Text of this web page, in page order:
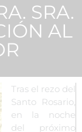
SRA.
AL
Tras el rezo del
Santo Rosario,
en la noche
del próximo